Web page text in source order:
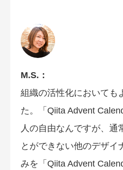
M.S.：
組織の活性化においても
た。「Qiita Advent
人の自由なんですが、通
とができない他のデザイ
みを「Qiita Advent